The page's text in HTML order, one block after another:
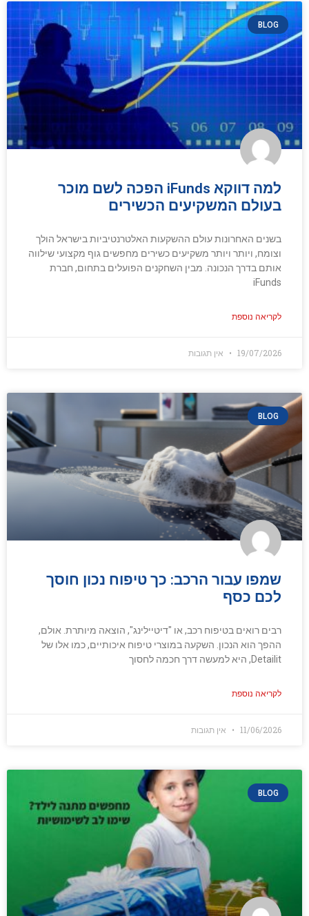
BLOG
למה דווקא iFunds הפכה לשם מוכר
בעולם המשקיעים הכשירים
בשנים האחרונות עולם ההשקעות האלטרנטיביות בישראל הולך
וצומח, ויותר ויותר משקיעים כשירים מחפשים גוף מקצועי שילווה
אותם בדרך הנכונה. מבין השחקנים הפועלים בתחום, חברת
iFunds
לקריאה נוספת
19/07/2026 אין תגובות
BLOG
שמפו עבור הרכב: כך טיפוח נכון חוסך
לכם כסף
רבים רואים בטיפוח רכב, או "דיטיילינג", הוצאה מיותרת. אולם,
ההפך הוא הנכון. השקעה במוצרי טיפוח איכותיים, כמו אלו של
Detailit, היא למעשה דרך חכמה לחסוך
לקריאה נוספת
11/06/2026 אין תגובות
BLOG